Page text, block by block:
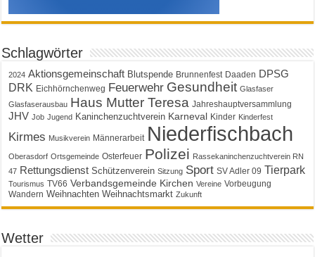
Schlagwörter
2024 Aktionsgemeinschaft Blutspende Brunnenfest Daaden DPSG
DRK Eichhörnchenweg Feuerwehr Gesundheit Glasfaser
Glasfaserausbau Haus Mutter Teresa Jahreshauptversammlung
JHV Job Jugend Kaninchenzuchtverein Karneval Kinder Kinderfest
Kirmes Musikverein Männerarbeit Niederfischbach
Oberasdorf Ortsgemeinde Osterfeuer Polizei Rassekaninchenzuchtverein RN
47 Rettungsdienst Schützenverein Sitzung Sport SV Adler 09 Tierpark
Tourismus TV66 Verbandsgemeinde Kirchen Vereine Vorbeugung
Wandern Weihnachten Weihnachtsmarkt Zukunft
Wetter